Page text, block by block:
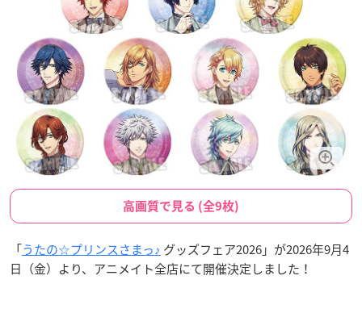
高画質で見る (全9枚)
「うたの☆プリンスさまっ♪ グッズフェア2026」が2026年9月4
日（金）より、アニメイト全店にて開催決定しました！